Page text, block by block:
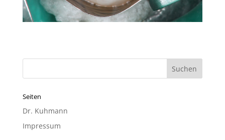
Seiten
Dr. Kuhmann
Impressum